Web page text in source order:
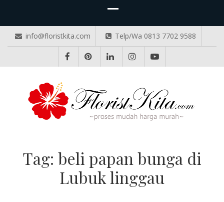
info@floristkita.com Telp/Wa 0813 7702 9588
Tag: beli papan bunga di
Lubuk linggau